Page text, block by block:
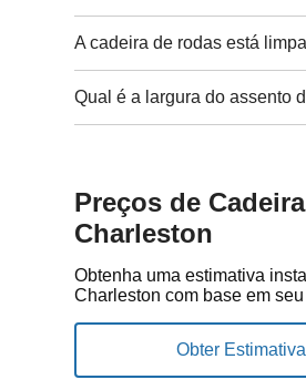
A cadeira de rodas está
Qual é a largura do assento
Preços de
Charleston
Obtenha uma estimativa
Charleston com base em